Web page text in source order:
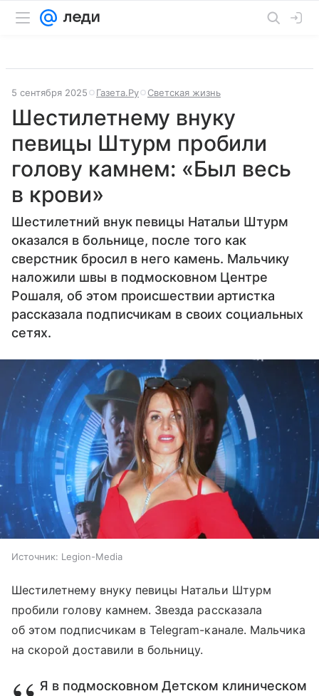
5 сентября 2025 Газета.Ру Светская жизнь
Шестилетнему внуку
певицы Штурм пробили
голову камнем: «Был весь
в крови»
Шестилетний внук певицы Натальи Штурм
оказался в больнице, после того как
сверстник бросил в него камень. Мальчику
наложили швы в подмосковном Центре
Рошаля, об этом происшествии артистка
рассказала подписчикам в своих социальных
сетях.
Источник: Legion-Media
Шестилетнему внуку певицы Натальи Штурм
пробили голову камнем. Звезда рассказала
об этом подписчикам в Telegram-канале. Мальчика
на скорой доставили в больницу.
Я в подмосковном Детском клиническом